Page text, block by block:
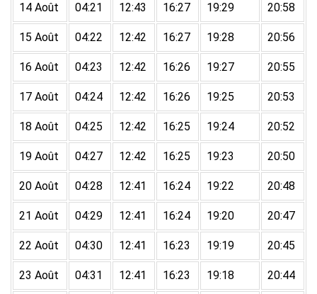
14 Août 04:21 12:43 16:27 19:29 20:58
15 Août 04:22 12:42 16:27 19:28 20:56
16 Août 04:23 12:42 16:26 19:27 20:55
17 Août 04:24 12:42 16:26 19:25 20:53
18 Août 04:25 12:42 16:25 19:24 20:52
19 Août 04:27 12:42 16:25 19:23 20:50
20 Août 04:28 12:41 16:24 19:22 20:48
21 Août 04:29 12:41 16:24 19:20 20:47
22 Août 04:30 12:41 16:23 19:19 20:45
23 Août 04:31 12:41 16:23 19:18 20:44